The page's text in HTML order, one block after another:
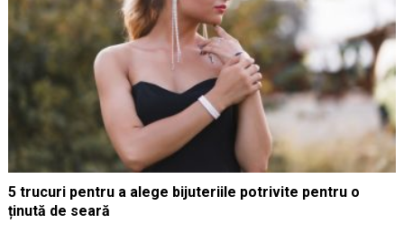
5 trucuri pentru a alege bijuteriile potrivite pentru o
ținută de seară